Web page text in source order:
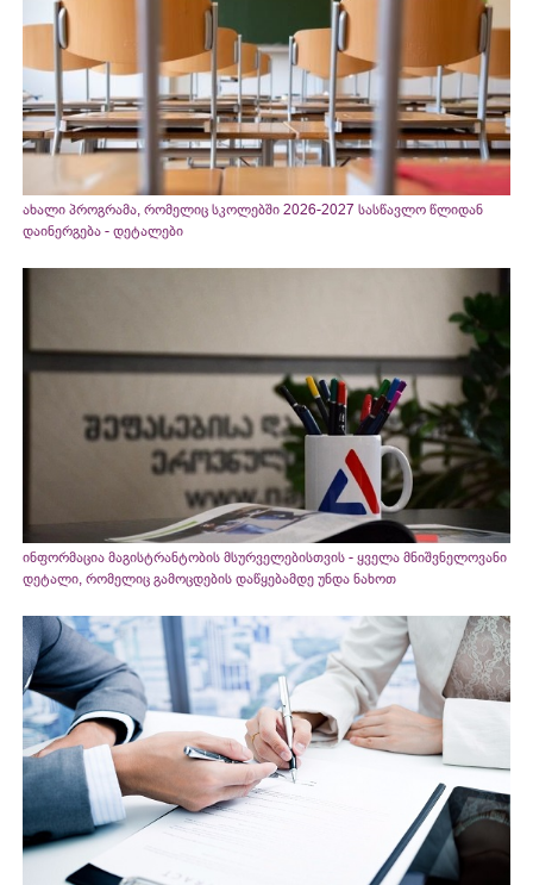
ახალი პროგრამა, რომელიც სკოლებში 2026-2027 სასწავლო წლიდან
დაინერგება - დეტალები
ინფორმაცია მაგისტრანტობის მსურველებისთვის - ყველა მნიშვნელოვანი
დეტალი, რომელიც გამოცდების დაწყებამდე უნდა ნახოთ